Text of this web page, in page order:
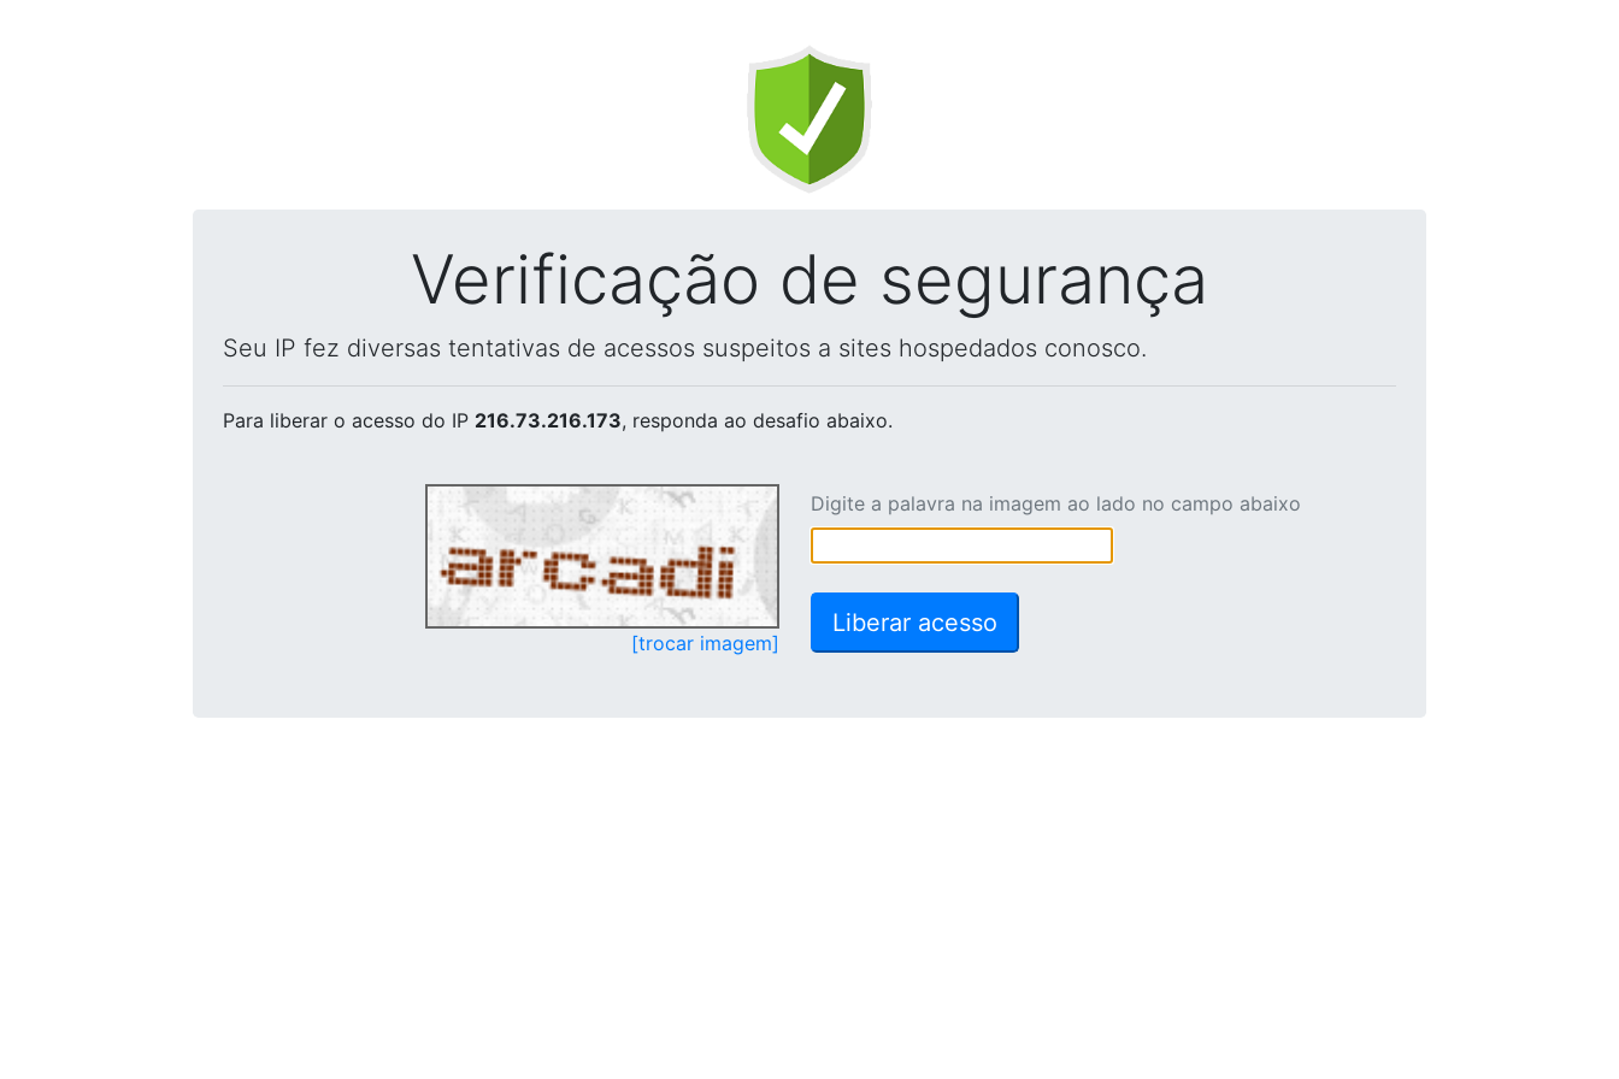
Verificação de segurança
Seu IP fez diversas tentativas de acessos suspeitos a sites hospedados conosco.
Para liberar o acesso do IP 216.73.216.173, responda ao desafio abaixo.
[trocar imagem]
Digite a palavra na imagem ao lado no campo abaixo